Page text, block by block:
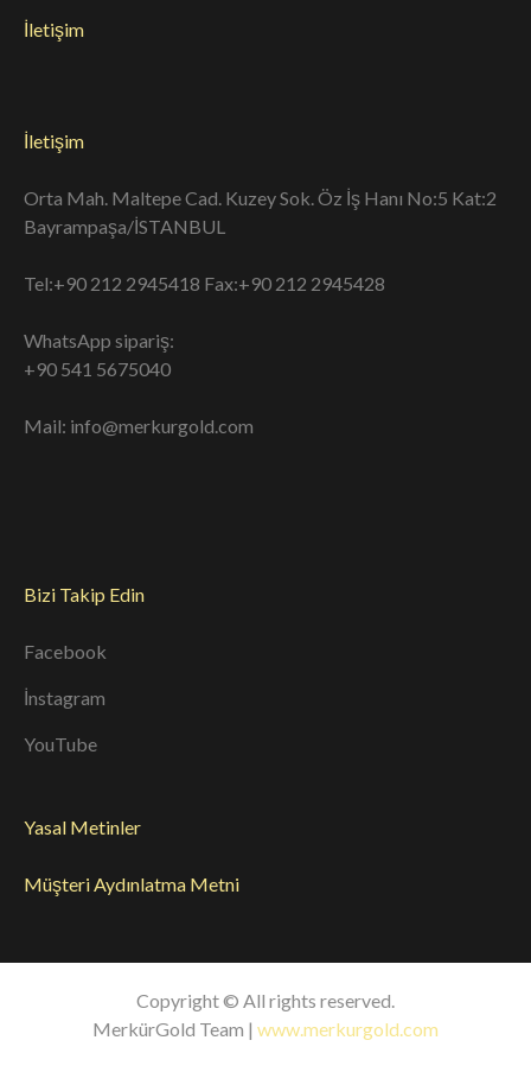
İletişim
İletişim
Orta Mah. Maltepe Cad. Kuzey Sok. Öz İş Hanı No:5 Kat:2
Bayrampaşa/İSTANBUL
Tel:+90 212 2945418 Fax:+90 212 2945428
WhatsApp sipariş:
+90 541 5675040
Mail: info@merkurgold.com
Bizi Takip Edin
Facebook
İnstagram
YouTube
Yasal Metinler
Müşteri Aydınlatma Metni
Copyright © All rights reserved.
MerkürGold Team | www.merkurgold.com